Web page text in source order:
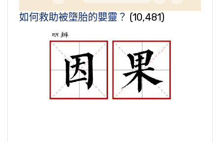
如何救助被墮胎的嬰靈？ (10,481)